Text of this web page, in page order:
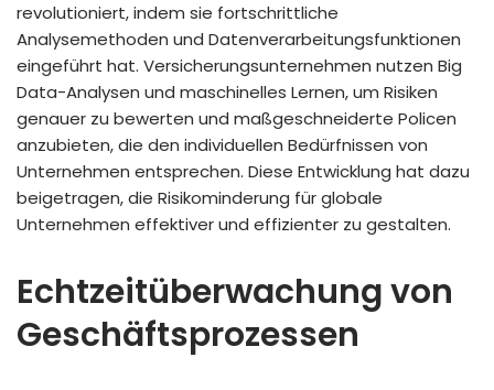
revolutioniert, indem sie fortschrittliche
Analysemethoden und Datenverarbeitungsfunktionen
eingeführt hat. Versicherungsunternehmen nutzen Big
Data-Analysen und maschinelles Lernen, um Risiken
genauer zu bewerten und maßgeschneiderte Policen
anzubieten, die den individuellen Bedürfnissen von
Unternehmen entsprechen. Diese Entwicklung hat dazu
beigetragen, die Risikominderung für globale
Unternehmen effektiver und effizienter zu gestalten.
Echtzeitüberwachung von
Geschäftsprozessen